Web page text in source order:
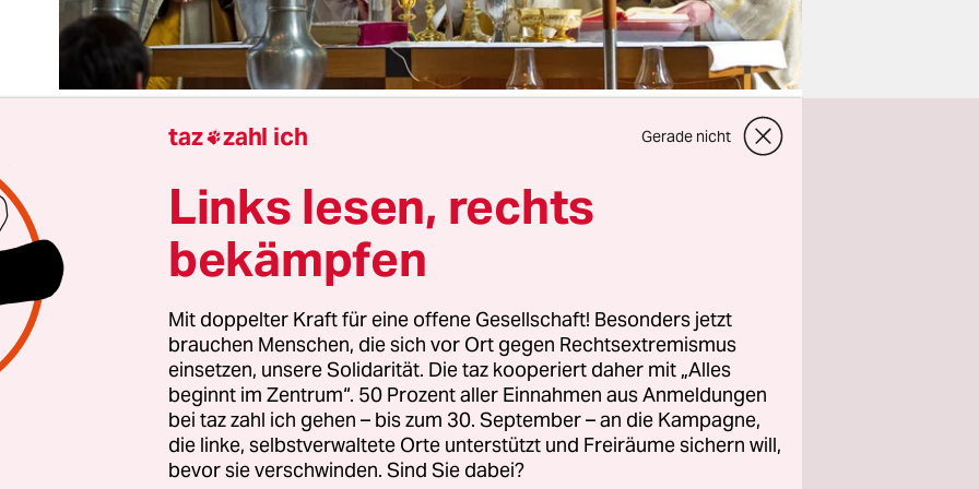
dass die römisch-katholische Kirche den Frauen
den Zugang zur Priesterweihe verwehren wird, hat
wenig öffentliche Kritik hervorgerufen.
weil einer anderen Weltreligion, deren Name hier kaum
muss, ohn’ Unterlass die Benachteiligung von Frauen
wird.
die geglaubt hatten, der gegenwärtige Papst sei ein
er werde im 21. Jahrhundert zumindest Diakoninnen
Art Priester-Vorstufe), wurde kürzlich eine altbekannte
taz zahl ich Gerade nicht
Links lesen, rechts
bekämpfen
Mit doppelter Kraft für eine offene Gesellschaft! Besonders jetzt
brauchen Menschen, die sich vor Ort gegen Rechtsextremismus
einsetzen, unsere Solidarität. Die taz kooperiert daher mit „Alles
beginnt im Zentrum“. 50 Prozent aller Einnahmen aus Anmeldungen
bei taz zahl ich gehen – bis zum 30. September – an die Kampagne,
die linke, selbstverwaltete Orte unterstützt und Freiräume sichern will,
bevor sie verschwinden. Sind Sie dabei?